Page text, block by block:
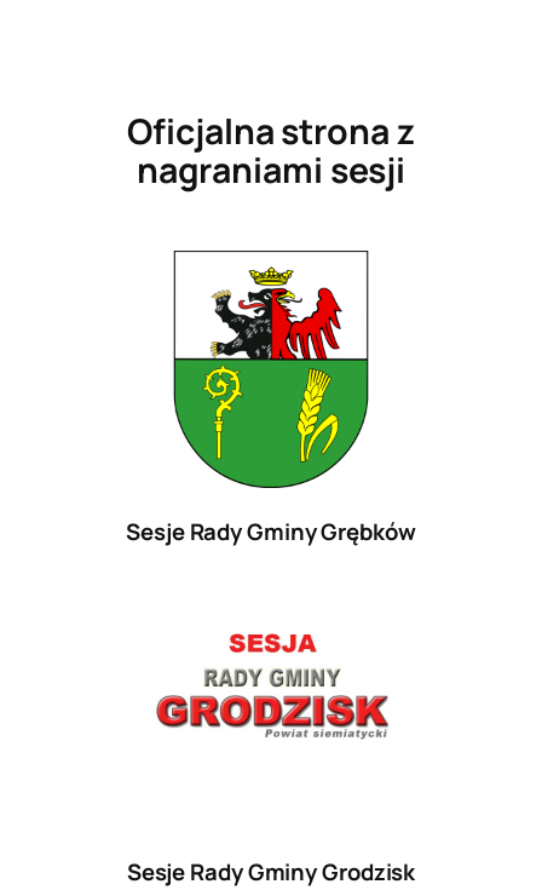
Oficjalna strona z
nagraniami sesji
Sesje Rady Gminy Grębków
Sesje Rady Gminy Grodzisk